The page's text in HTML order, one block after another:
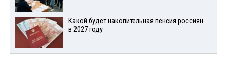
Какой будет накопительная пенсия россиян
в 2027 году